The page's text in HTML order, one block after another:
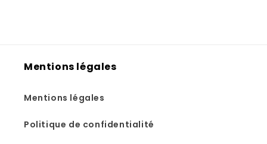
Mentions légales
Mentions légales
Politique de confidentialité